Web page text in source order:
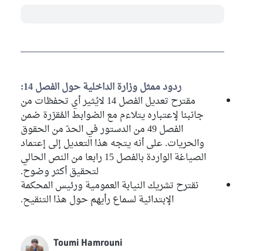
ردود ممثل وزارة الداخلية حول الفصل 14:
مقترح تعديل الفصل 14 لايُثير أي تحفظات من
جانبنا لإعتباره يتلاءم مع الضوابط المُقرّرة ضمن
الفصل 49 من الدستور في الحدّ من الحقوق
والحريات. على أنه يتجه هذا التعديل إلى إعتماد
الصياغة الواردة بالفصل 15 رابعا من النص الحالي
لتحقيق أكثر وضوح.
نقترح تشريك النيابة العمومية ورئيس المحكمة
الإبتدائية لسماع رأيهم حول هذا التنقيح.
Toumi Hamrouni